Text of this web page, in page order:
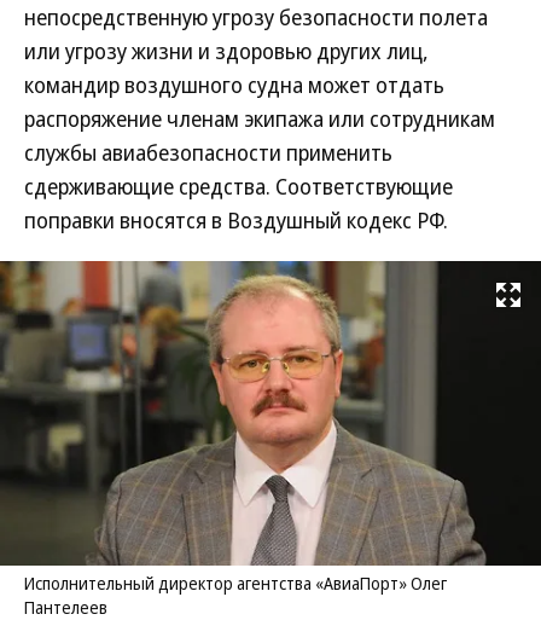
непосредственную угрозу безопасности полета
или угрозу жизни и здоровью других лиц,
командир воздушного судна может отдать
распоряжение членам экипажа или сотрудникам
службы авиабезопасности применить
сдерживающие средства. Соответствующие
поправки вносятся в Воздушный кодекс РФ.
Развернуть
Исполнительный директор агентства «АвиаПорт» Олег
Пантелеев